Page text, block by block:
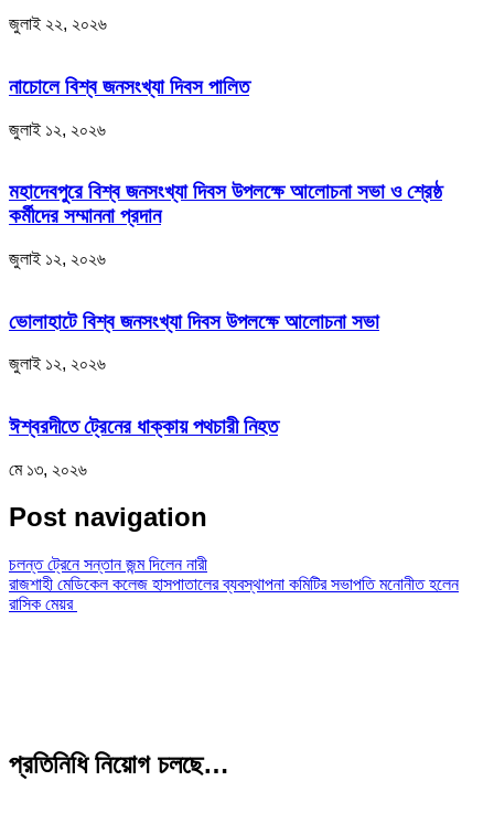
জুলাই ২২, ২০২৬
নাচোলে বিশ্ব জনসংখ্যা দিবস পালিত
জুলাই ১২, ২০২৬
মহাদেবপুরে বিশ্ব জনসংখ্যা দিবস উপলক্ষে আলোচনা সভা ও শ্রেষ্ঠ
কর্মীদের সম্মাননা প্রদান
জুলাই ১২, ২০২৬
ভোলাহাটে বিশ্ব জনসংখ্যা দিবস উপলক্ষে আলোচনা সভা
জুলাই ১২, ২০২৬
ঈশ্বরদীতে ট্রেনের ধাক্কায় পথচারী নিহত
মে ১৩, ২০২৬
Post navigation
চলন্ত ট্রেনে সন্তান জন্ম দিলেন নারী
রাজশাহী মেডিকেল কলেজ হাসপাতালের ব্যবস্থাপনা কমিটির সভাপতি মনোনীত হলেন
রাসিক মেয়র
প্রতিনিধি নিয়োগ চলছে…